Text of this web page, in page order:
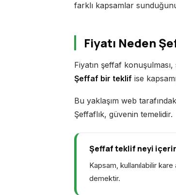
farklı kapsamlar
Fiyatı Neden
Fiyatın şeffaf
Şeffaf bir teklifise
Bu yaklaşım web
Şeffaflık, güvenin temelidir.
Şeffaf teklif neyi
Kapsam, kullanılabilir
demektir.